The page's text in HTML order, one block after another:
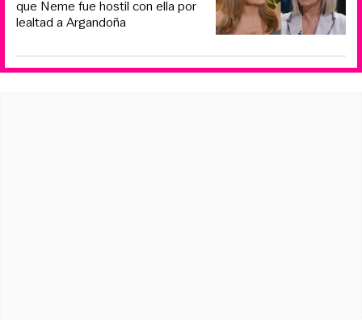
que Neme fue hostil con ella por
lealtad a Argandoña